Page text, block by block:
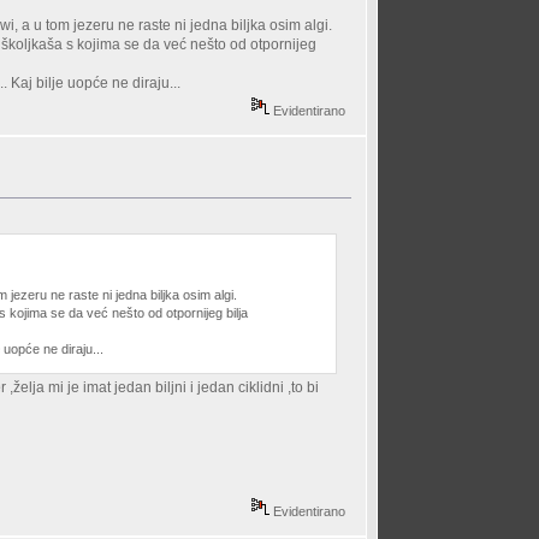
a u tom jezeru ne raste ni jedna biljka osim algi.
s kojima se da već nešto od otpornijeg
Kaj bilje uopće ne diraju...
Evidentirano
ne raste ni jedna biljka osim algi.
kojima se da već nešto od otpornijeg bilja
ne diraju...
,želja mi je imat jedan biljni i jedan ciklidni ,to bi
Evidentirano